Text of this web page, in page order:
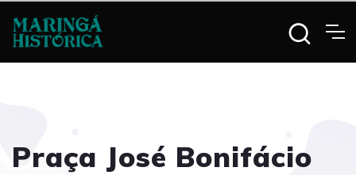
Praça José Bonifácio